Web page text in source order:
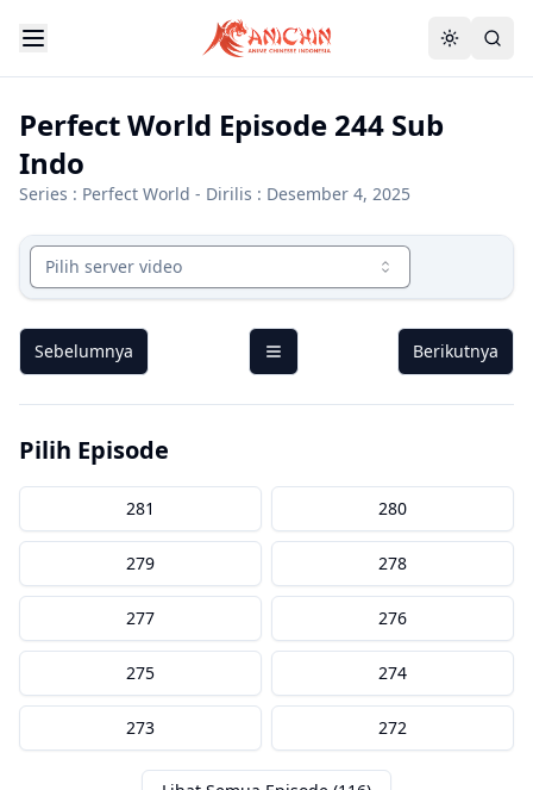
Perfect World Episode 244 Sub
Indo
Series : Perfect World - Dirilis : Desember 4, 2025
Pilih server video
Sebelumnya Berikutnya
Pilih Episode
281 280
279 278
277 276
275 274
273 272